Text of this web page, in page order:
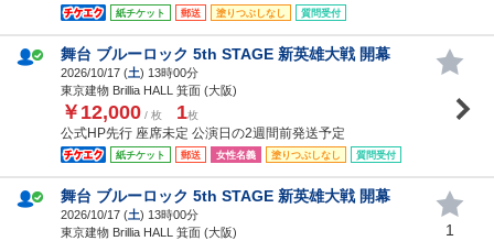
紙チケット 郵送 塗りつぶしなし 質問受付
舞台 ブルーロック 5th STAGE 新英雄大戦 開幕
2026/10/17 (土) 13時00分
東京建物 Brillia HALL 箕面 (大阪)
￥12,000 / 枚 1枚
公式HP先行 座席未定 公演日の2週間前発送予定
紙チケット 郵送 女性名義 塗りつぶしなし 質問受付
舞台 ブルーロック 5th STAGE 新英雄大戦 開幕
2026/10/17 (土) 13時00分
東京建物 Brillia HALL 箕面 (大阪)
1